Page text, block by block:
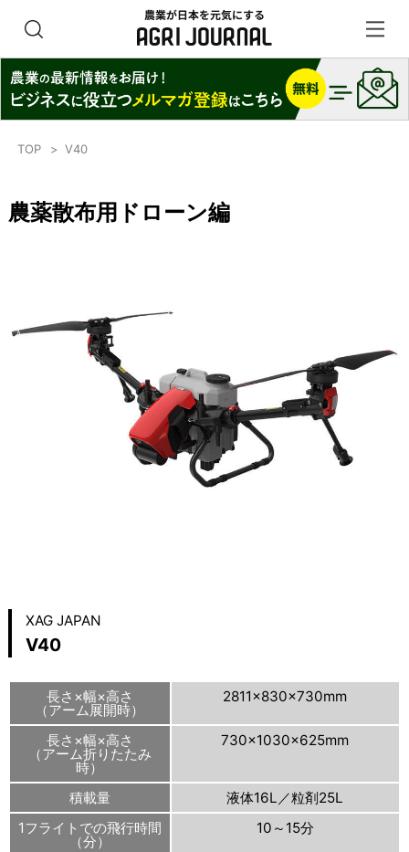
TOP V40
農薬散布用ドローン編
XAG JAPAN
V40
長さ×幅×高さ
（アーム展開時）
2811×830×730mm
長さ×幅×高さ
（アーム折りたたみ
時）
730×1030×625mm
積載量
液体16L／粒剤25L
1フライトでの飛行時間
（分）
10～15分